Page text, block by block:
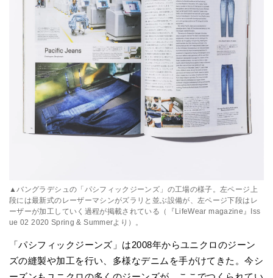
▲バングラデシュの「パシフィックジーンズ」の工場の様子。左ページ上
段には最新式のレーザーマシンがズラリと並ぶ設備が、左ページ下段はレ
ーザーが加工していく過程が掲載されている（『LifeWear magazine』Iss
ue 02 2020 Spring & Summerより）。
「パシフィックジーンズ」は2008年からユニクロのジーン
ズの縫製や加工を行い、多様なデニムを手がけてきた。今シ